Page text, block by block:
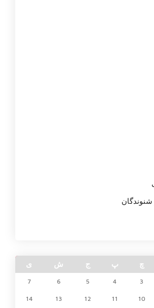
چ پ ج ش ی
3
4
5
6
7
10
11
12
13
14